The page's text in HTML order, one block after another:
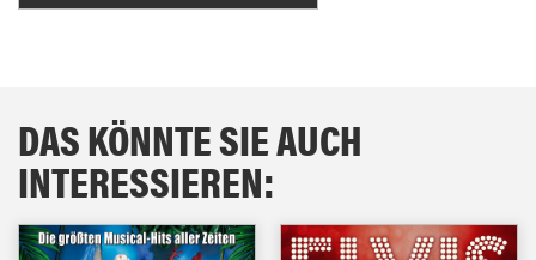
DAS KÖNNTE SIE AUCH
INTERESSIEREN: